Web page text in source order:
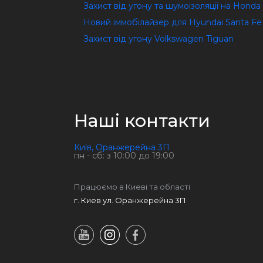
Захист від угону та шумоізоляції на
Новий іммобілайзер для Hyundai Santa Fe
Захист від угону Volkswagen Tiguan
Наші контакти
Київ, Оранжерейна 3П
пн - сб: з 10:00 до 19:00
Працюємо в Киеві та області
г. Киев ул. Оранжерейна 3П